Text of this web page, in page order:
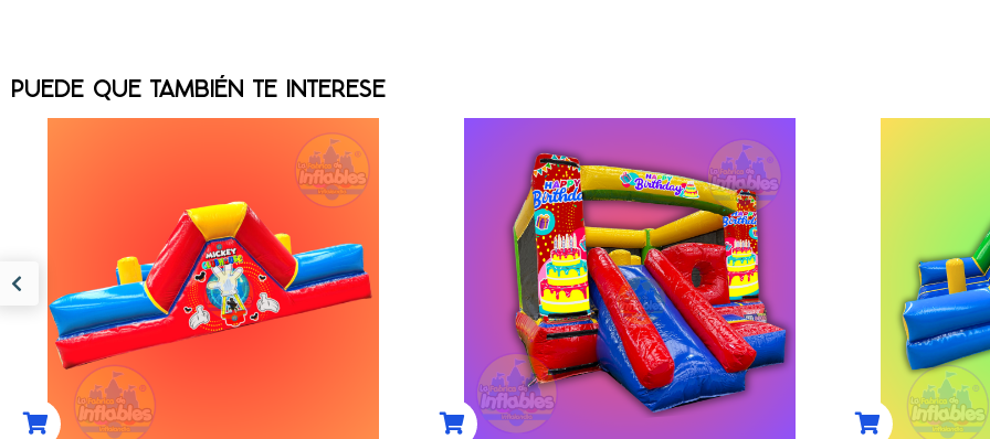
PUEDE QUE TAMBIÉN TE INTERESE
CUBO INTERACTIVO
PRINCESAS MOD 1114
MEDIDAS 4M LARGO X 3M ANCHO X
2M ALTO INCLUYE......
$26,289.00
COMPRAR AHORA
ESCALADORA HD
MICKEY
MEDIDAS 5M LARGO X 3M ANCHO X
2M ALTO INCLUYE......
$26,949.00
(0)
COMPRAR AHORA
MEDIDAS
2M
$